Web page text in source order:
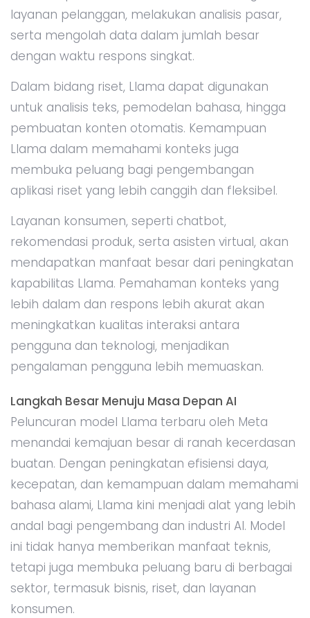
layanan pelanggan, melakukan analisis pasar,
serta mengolah data dalam jumlah besar
dengan waktu respons singkat.
Dalam bidang riset, Llama dapat digunakan
untuk analisis teks, pemodelan bahasa, hingga
pembuatan konten otomatis. Kemampuan
Llama dalam memahami konteks juga
membuka peluang bagi pengembangan
aplikasi riset yang lebih canggih dan fleksibel.
Layanan konsumen, seperti chatbot,
rekomendasi produk, serta asisten virtual, akan
mendapatkan manfaat besar dari peningkatan
kapabilitas Llama. Pemahaman konteks yang
lebih dalam dan respons lebih akurat akan
meningkatkan kualitas interaksi antara
pengguna dan teknologi, menjadikan
pengalaman pengguna lebih memuaskan.
Langkah Besar Menuju Masa Depan AI
Peluncuran model Llama terbaru oleh Meta
menandai kemajuan besar di ranah kecerdasan
buatan. Dengan peningkatan efisiensi daya,
kecepatan, dan kemampuan dalam memahami
bahasa alami, Llama kini menjadi alat yang lebih
andal bagi pengembang dan industri AI. Model
ini tidak hanya memberikan manfaat teknis,
tetapi juga membuka peluang baru di berbagai
sektor, termasuk bisnis, riset, dan layanan
konsumen.